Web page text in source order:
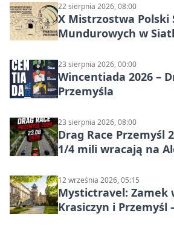
22 sierpnia 2026, 08:00
X Mistrzostwa Polski
Mundurowych w
23 sierpnia 2026, 00:00
Wincentiada 2026 –
Przemyśla
23 sierpnia 2026, 08:00
Drag Race Przemyśl
1/4 mili wracają na
12 września 2026, 05:15
Mystictravel: Zamek
Krasiczyn i Przemyśl